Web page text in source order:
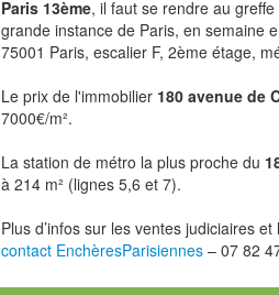
Paris 13ème, il faut se rendre au
grande instance de Paris, en semaine
75001 Paris, escalier F, 2ème étage,
Le prix de l'immobilier 180 avenue de
7000€/m².
La station de métro la plus proche du
à 214 m² (lignes 5,6 et 7).
Plus d’infos sur les ventes judiciaires
contact EnchèresParisiennes– 07 82